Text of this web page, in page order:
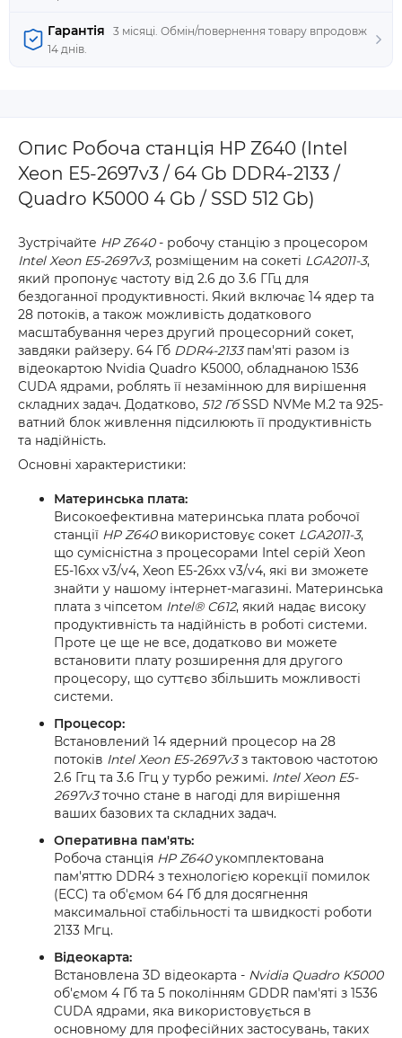
Гарантія
3 місяці. Обмін/повернення товару впродовж
14 днів.
Опис Робоча станція HP Z640 (Intel
Xeon E5-2697v3 / 64 Gb DDR4-2133 /
Quadro K5000 4 Gb / SSD 512 Gb)
Зустрічайте HP Z640- робочу станцію з процесором
Intel Xeon E5-2697v3, розміщеним на сокеті LGA2011-3,
який пропонує частоту від 2.6 до 3.6 ГГц для
бездоганної продуктивності. Який включає 14 ядер та
28 потоків, а також можливість додаткового
масштабування через другий процесорний сокет,
завдяки райзеру. 64 Гб DDR4-2133пам'яті разом із
відеокартою Nvidia Quadro K5000, обладнаною 1536
CUDA ядрами, роблять її незамінною для вирішення
складних задач. Додатково, 512 ГбSSD NVMe M.2 та 925-
ватний блок живлення підсилюють її продуктивність
та надійність.
Основні характеристики:
Материнська плата:
Високоефективна материнська плата робочої
станції HP Z640використовує сокет LGA2011-3,
що сумісністна з процесорами Intel серій Xeon
E5-16xx v3/v4, Xeon E5-26xx v3/v4, які ви зможете
знайти у нашому інтернет-магазині. Материнська
плата з чіпсетом Intel® C612, який надає високу
продуктивність та надійність в роботі системи.
Проте це ще не все, додатково ви можете
встановити плату розширення для другого
процесору, що суттєво збільшить можливості
системи.
Процесор:
Встановлений 14 ядерний процесор на 28
потоків Intel Xeon E5-2697v3з тактовою частотою
2.6 Ггц та 3.6 Ггц у турбо режимі. Intel Xeon E5-
2697v3точно стане в нагоді для вирішення
ваших базових та складних задач.
Оперативна пам'ять:
Робоча станція HP Z640укомплектована
пам'яттю DDR4 з технологією корекції помилок
(ECC) та об'ємом 64 Гб для досягнення
максимальної стабільності та швидкості роботи
2133 Мгц.
Відеокарта:
Встановлена 3D відеокарта - Nvidia Quadro K5000
об'ємом 4 Гб та 5 поколінням GDDR пам'яті з 1536
CUDA ядрами, яка використовується в
основному для професійних застосувань, таких